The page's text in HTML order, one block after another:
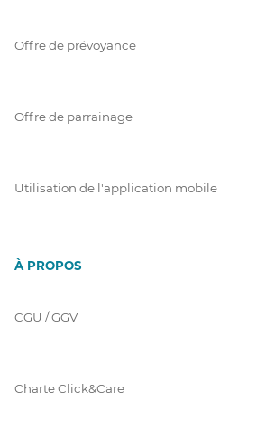
Offre de prévoyance
Offre de parrainage
Utilisation de l'application mobile
À PROPOS
CGU / GGV
Charte Click&Care